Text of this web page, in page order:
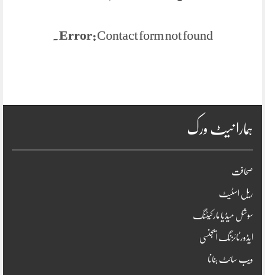
Error:Contact form not found.
ہمارا نیٹ ورک
صحافت
ریل اسٹیٹ
سوشل میڈیا مارکیٹنگ
ایڈورٹائزنگ ایجنسی
ویب سائٹ بنانا